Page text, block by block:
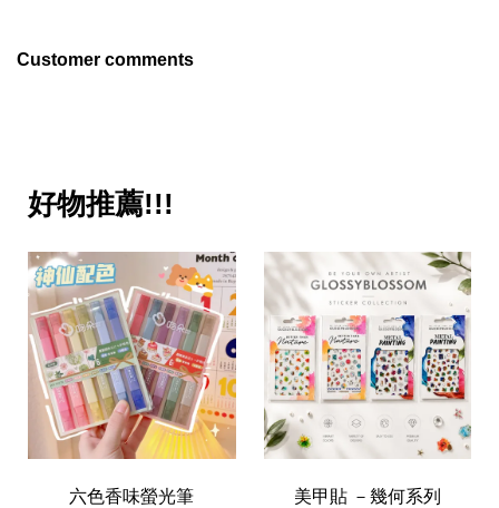
Customer comments
好物推薦!!!
六色香味螢光筆 美甲貼 －幾何系列